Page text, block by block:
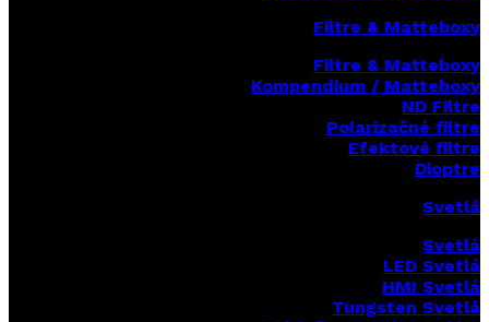
Filtre & Matteboxy
Filtre & Matteboxy
Kompendium / Matteboxy
ND Filtre
Polarizačné filtre
Efektové filtre
Dioptre
Svetlá
Svetlá
LED Svetlá
HMI Svetlá
Tungsten Svetlá